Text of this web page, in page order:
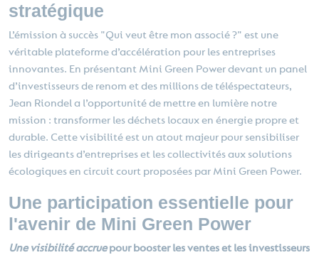
stratégique
L’émission à succès "Qui veut être mon associé ?" est une
véritable plateforme d’accélération pour les entreprises
innovantes. En présentant Mini Green Power devant un panel
d’investisseurs de renom et des millions de téléspectateurs,
Jean Riondel a l’opportunité de mettre en lumière notre
mission : transformer les déchets locaux en énergie propre et
durable. Cette visibilité est un atout majeur pour sensibiliser
les dirigeants d’entreprises et les collectivités aux solutions
écologiques en circuit court proposées par Mini Green Power.
Une participation essentielle pour
l'avenir de Mini Green Power
Une visibilité accruepour booster les ventes et les investisseurs